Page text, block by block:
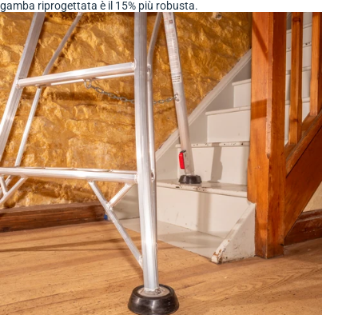
gamba riprogettata è il 15% più robusta.